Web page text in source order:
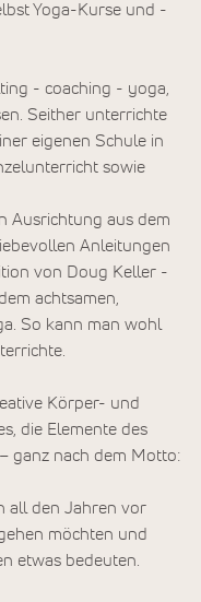
Yoga-Kurse und -
- coaching - yoga,
Seither unterrichte
eigenen Schule in
sowie
Ausrichtung aus dem
Anleitungen
von Doug Keller -
achtsamen,
So kann man wohl
Körper- und
die Elemente des
ganz nach dem Motto:
all den Jahren vor
möchten und
etwas bedeuten.